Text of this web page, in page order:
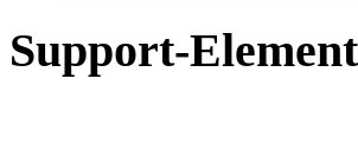
Support-